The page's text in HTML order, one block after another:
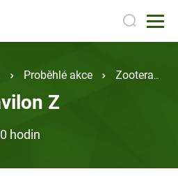
Proběhlé akce Zooterapie pavilon Z
Z
hodin